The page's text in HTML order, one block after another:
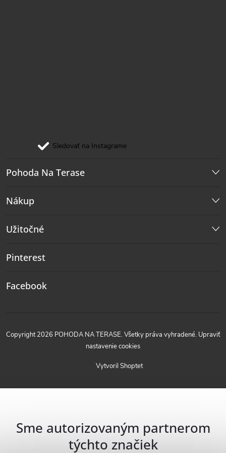
Sledovať na Instagrame
Pohoda Na Terase
Nákup
Užitočné
Pinterest
Facebook
Vytvoril Shoptet
Copyright 2026 POHODA NA TERASE. Všetky práva vyhradené. Upraviť
nastavenie cookies
Sme autorizovaným partnerom
týchto značiek